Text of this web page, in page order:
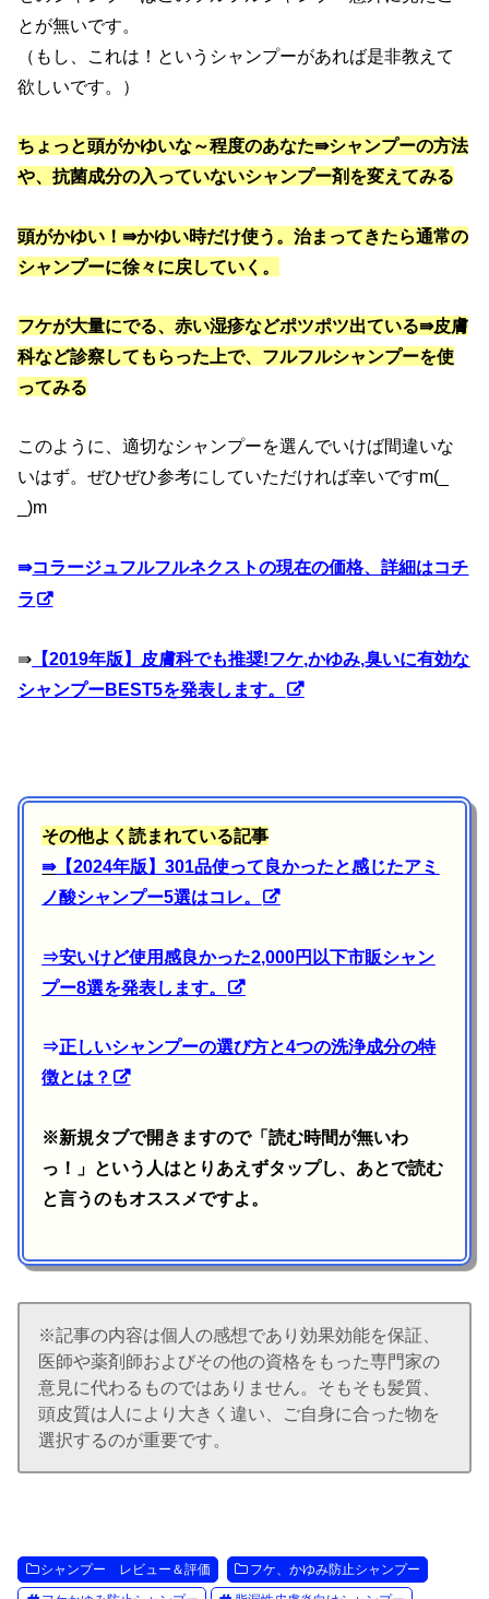
とが無いです。
（もし、これは！というシャンプーがあれば是非教えて
欲しいです。）
ちょっと頭がかゆいな～程度のあなた⇛シャンプーの方法
や、抗菌成分の入っていないシャンプー剤を変えてみる
頭がかゆい！⇛かゆい時だけ使う。治まってきたら通常の
シャンプーに徐々に戻していく。
フケが大量にでる、赤い湿疹などポツポツ出ている⇛皮膚
科など診察してもらった上で、フルフルシャンプーを使
ってみる
このように、適切なシャンプーを選んでいけば間違いな
いはず。ぜひぜひ参考にしていただければ幸いですm(_
_)m
⇛コラージュフルフルネクストの現在の価格、詳細はコチ
ラ
⇛ 【2019年版】皮膚科でも推奨!フケ,かゆみ,臭いに有効な
シャンプーBEST5を発表します。
その他よく読まれている記事
⇛【2024年版】301品使って良かったと感じたアミ
ノ酸シャンプー5選はコレ。
⇒安いけど使用感良かった2,000円以下市販シャン
プー8選を発表します。
⇒正しいシャンプーの選び方と4つの洗浄成分の特
徴とは？
※新規タブで開きますので「読む時間が無いわ
っ！」という人はとりあえずタップし、あとで読む
と言うのもオススメですよ。
※記事の内容は個人の感想であり効果効能を保証、
医師や薬剤師およびその他の資格をもった専門家の
意見に代わるものではありません。そもそも髪質、
頭皮質は人により大きく違い、ご自身に合った物を
選択するのが重要です。
シャンプー レビュー＆評価 フケ、かゆみ防止シャンプー